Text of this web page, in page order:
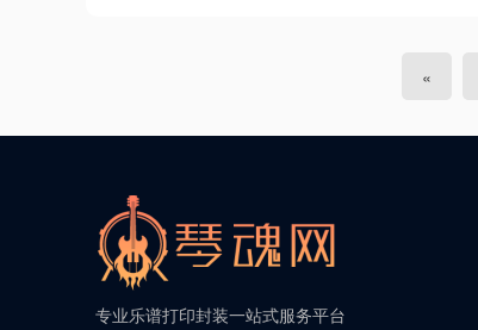
«
专业乐谱打印封装一站式服务平台